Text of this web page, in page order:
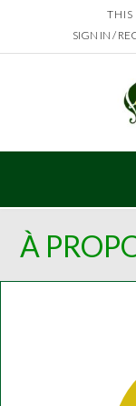
content
THIS
SIGN IN /
À